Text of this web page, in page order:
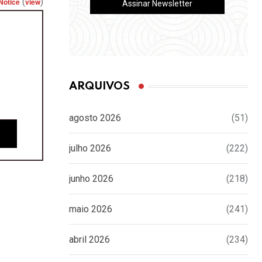
ARQUIVOS
agosto 2026 (51)
julho 2026 (222)
junho 2026 (218)
maio 2026 (241)
abril 2026 (234)